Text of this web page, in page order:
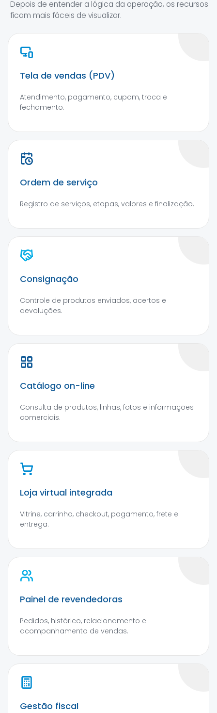
Depois de entender a lógica da operação, os recursos
ficam mais fáceis de visualizar.
Tela de vendas (PDV)
Atendimento, pagamento, cupom, troca e
fechamento.
Ordem de serviço
Registro de serviços, etapas, valores e finalização.
Consignação
Controle de produtos enviados, acertos e
devoluções.
Catálogo on-line
Consulta de produtos, linhas, fotos e informações
comerciais.
Loja virtual integrada
Vitrine, carrinho, checkout, pagamento, frete e
entrega.
Painel de revendedoras
Pedidos, histórico, relacionamento e
acompanhamento de vendas.
Gestão fiscal